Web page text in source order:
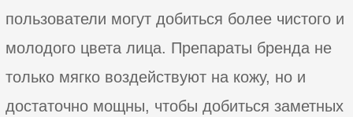
пользователи могут добиться более чистого и
молодого цвета лица. Препараты бренда не
только мягко воздействуют на кожу, но и
достаточно мощны, чтобы добиться заметных